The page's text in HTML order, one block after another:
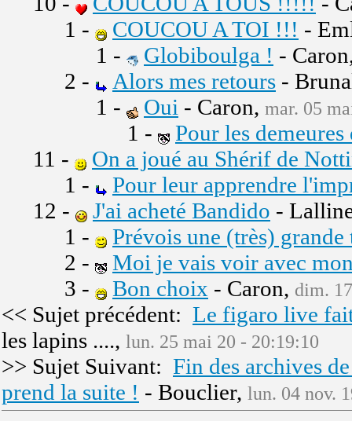
1 -
COUCOU A TOI !!! -
1 -
Globiboulga ! -
2 -
Alors mes retours -
1 -
Oui - Caron, mar. 05
1 -
Pour les
11 -
On a joué au Shérif de
1 -
Pour leur apprendre
12 -
J'ai acheté Bandido -
1 -
Prévois une (très) grande
2 -
Moi je vais voir avec
3 -
Bon choix - Caron, dim.
<< Sujet précédent: Le figaro live
les lapins ...., lun. 25 mai 20 - 20:19:10
>> Sujet Suivant: Fin des archives
prend la suite ! - Bouclier, lun. 04 nov.